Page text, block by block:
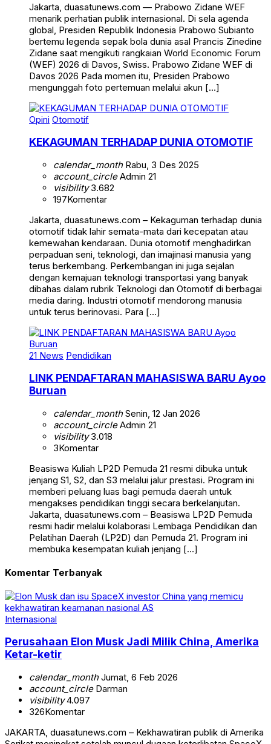
Jakarta, duasatunews.com — Prabowo Zidane WEF
menarik perhatian publik internasional. Di sela agenda
global, Presiden Republik Indonesia Prabowo Subianto
bertemu legenda sepak bola dunia asal Prancis Zinedine
Zidane saat mengikuti rangkaian World Economic Forum
(WEF) 2026 di Davos, Swiss. Prabowo Zidane WEF di
Davos 2026 Pada momen itu, Presiden Prabowo
mengunggah foto pertemuan melalui akun […]
Opini Otomotif
KEKAGUMAN TERHADAP DUNIA OTOMOTIF
calendar_monthRabu, 3 Des 2025
account_circleAdmin 21
visibility3.682
197Komentar
Jakarta, duasatunews.com – Kekaguman terhadap dunia
otomotif tidak lahir semata-mata dari kecepatan atau
kemewahan kendaraan. Dunia otomotif menghadirkan
perpaduan seni, teknologi, dan imajinasi manusia yang
terus berkembang. Perkembangan ini juga sejalan
dengan kemajuan teknologi transportasi yang banyak
dibahas dalam rubrik Teknologi dan Otomotif di berbagai
media daring. Industri otomotif mendorong manusia
untuk terus berinovasi. Para […]
21 News Pendidikan
LINK PENDAFTARAN MAHASISWA BARU Ayoo
Buruan
calendar_monthSenin, 12 Jan 2026
account_circleAdmin 21
visibility3.018
3Komentar
Beasiswa Kuliah LP2D Pemuda 21 resmi dibuka untuk
jenjang S1, S2, dan S3 melalui jalur prestasi. Program ini
memberi peluang luas bagi pemuda daerah untuk
mengakses pendidikan tinggi secara berkelanjutan.
Jakarta, duasatunews.com – Beasiswa LP2D Pemuda
resmi hadir melalui kolaborasi Lembaga Pendidikan dan
Pelatihan Daerah (LP2D) dan Pemuda 21. Program ini
membuka kesempatan kuliah jenjang […]
Komentar Terbanyak
Internasional
Perusahaan Elon Musk Jadi Milik China, Amerika
Ketar-ketir
calendar_monthJumat, 6 Feb 2026
account_circleDarman
visibility4.097
326Komentar
JAKARTA, duasatunews.com – Kekhawatiran publik di Amerika